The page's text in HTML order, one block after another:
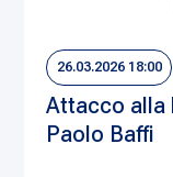
26.03.2026 18:00
Attacco alla
Paolo Baffi